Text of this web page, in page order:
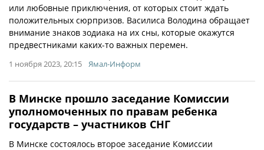
или любовные приключения, от которых стоит ждать
положительных сюрпризов. Василиса Володина обращает
внимание знаков зодиака на их сны, которые окажутся
предвестниками каких-то важных перемен.
1 ноября 2023, 20:15 Ямал-Информ
В Минске прошло заседание Комиссии
уполномоченных по правам ребенка
государств – участников СНГ
В Минске состоялось второе заседание Комиссии